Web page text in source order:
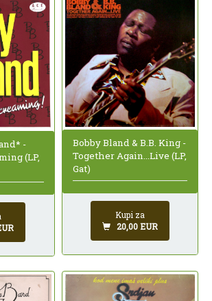
-
(LP,
Bobby Bland & B.B. King -
Together Again...Live (LP,
Gat)
Kupi za
20,00 EUR